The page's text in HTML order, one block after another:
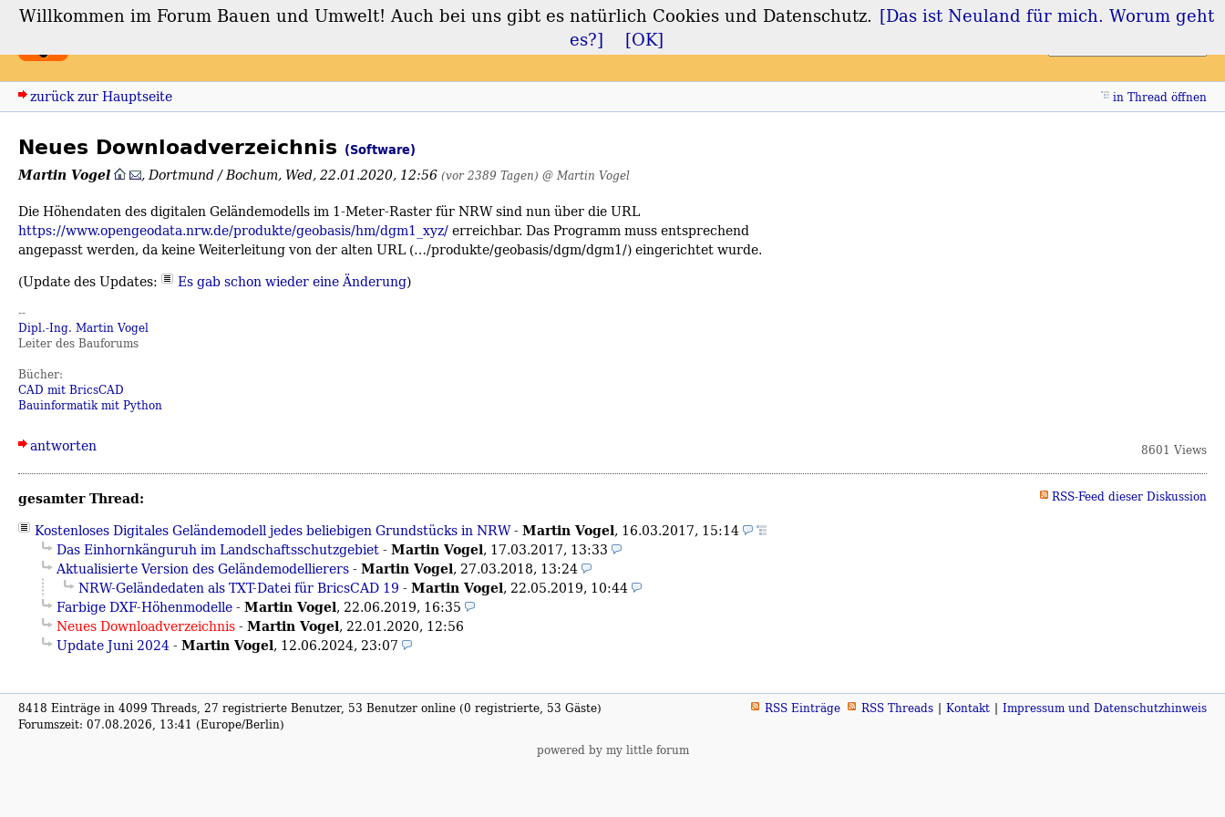
Forum Bauen und Umwelt Login Registrieren
zurück zur Hauptseite in Thread öffnen
Neues Downloadverzeichnis (Software)
Martin Vogel ,Dortmund / Bochum, Wed, 22.01.2020, 12:56 (vor 2389 Tagen) @ Martin Vogel
Die Höhendaten des digitalen Geländemodells im 1-Meter-Raster für NRW sind nun über die URL
https://www.opengeodata.nrw.de/produkte/geobasis/hm/dgm1_xyz/erreichbar. Das Programm muss entsprechend
angepasst werden, da keine Weiterleitung von der alten URL (…/produkte/geobasis/dgm/dgm1/) eingerichtet wurde.
(Update des Updates:
Es gab schon wieder eine Änderung)
--
Dipl.-Ing. Martin Vogel
Leiter des Bauforums
Bücher:
CAD mit BricsCAD
Bauinformatik mit Python
antworten 8601 Views
gesamter Thread: RSS-Feed dieser Diskussion
Kostenloses Digitales Geländemodell jedes beliebigen Grundstücks in NRW- Martin Vogel, 16.03.2017, 15:14
Das Einhornkänguruh im Landschaftsschutzgebiet- Martin Vogel, 17.03.2017, 13:33
Aktualisierte Version des Geländemodellierers- Martin Vogel, 27.03.2018, 13:24
NRW-Geländedaten als TXT-Datei für BricsCAD 19 - Martin Vogel, 22.05.2019, 10:44
Farbige DXF-Höhenmodelle- Martin Vogel, 22.06.2019, 16:35
Neues Downloadverzeichnis- Martin Vogel, 22.01.2020, 12:56
Update Juni 2024- Martin Vogel, 12.06.2024, 23:07
8418 Einträge in 4099 Threads, 27 registrierte Benutzer, 53 Benutzer online (0 registrierte, 53 Gäste)
Forumszeit: 07.08.2026, 13:41 (Europe/Berlin)
RSS Einträge RSS Threads Kontakt Impressum und Datenschutzhinweis
powered by my little forum
Willkommen im Forum Bauen und Umwelt! Auch bei uns gibt es natürlich Cookies und Datenschutz. [Das ist Neuland für mich. Worum geht
es?]
[OK]